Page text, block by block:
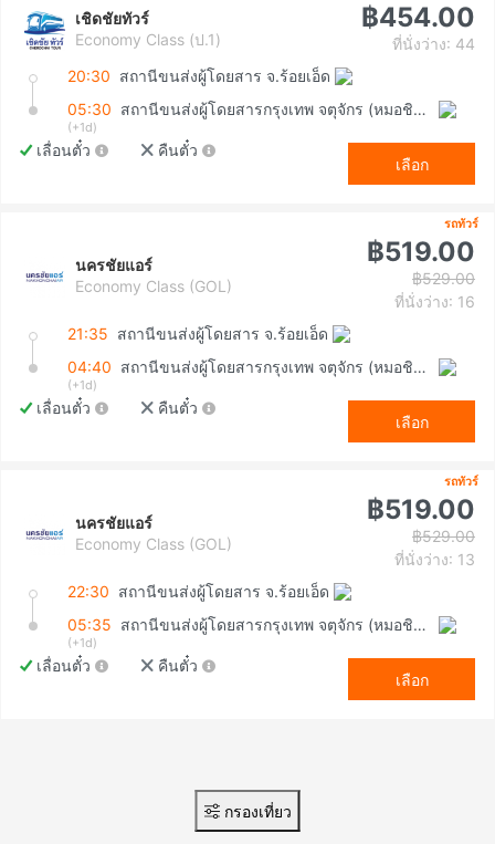
เชิดชัยทัวร์
Economy Class (ป.1)
฿454.00
ที่นั่งว่าง: 44
20:30 สถานีขนส่งผู้โดยสาร จ.ร้อยเอ็ด
05:30
สถานีขนส่งผู้โดยสารกรุงเทพ จตุจักร (หมอชิต2)
(+1d)
เลื่อนตั๋ว คืนตั๋ว
เลือก
รถทัวร์
นครชัยแอร์
Economy Class (GOL)
฿519.00
฿529.00
ที่นั่งว่าง: 16
21:35 สถานีขนส่งผู้โดยสาร จ.ร้อยเอ็ด
04:40
สถานีขนส่งผู้โดยสารกรุงเทพ จตุจักร (หมอชิต2)
(+1d)
เลื่อนตั๋ว คืนตั๋ว
เลือก
รถทัวร์
นครชัยแอร์
Economy Class (GOL)
฿519.00
฿529.00
ที่นั่งว่าง: 13
22:30 สถานีขนส่งผู้โดยสาร จ.ร้อยเอ็ด
05:35
สถานีขนส่งผู้โดยสารกรุงเทพ จตุจักร (หมอชิต2)
(+1d)
เลื่อนตั๋ว คืนตั๋ว
เลือก
กรองเที่ยว